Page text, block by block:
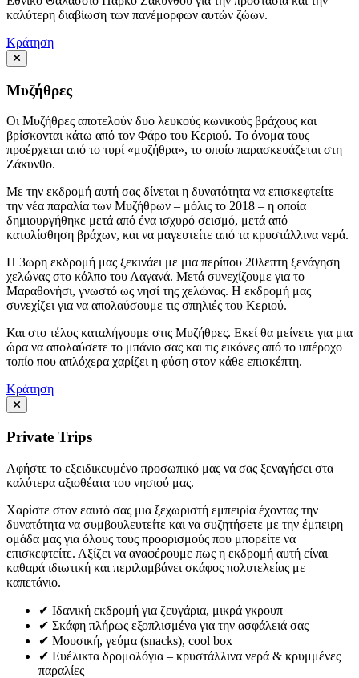
καλύτερη διαβίωση των πανέμορφων αυτών ζώων.
Κράτηση
Μυζήθρες
Οι Μυζήθρες αποτελούν δυο λευκούς κωνικούς βράχους και
βρίσκονται κάτω από τον Φάρο του Κεριού. Το όνομα τους
προέρχεται από το τυρί «μυζήθρα», το οποίο παρασκευάζεται στη
Ζάκυνθο.
Με την εκδρομή αυτή σας δίνεται η δυνατότητα να επισκεφτείτε
την νέα παραλία των Μυζήθρων – μόλις το 2018 – η οποία
δημιουργήθηκε μετά από ένα ισχυρό σεισμό, μετά από
κατολίσθηση βράχων, και να μαγευτείτε από τα κρυστάλλινα νερά.
Η 3ωρη εκδρομή μας ξεκινάει με μια περίπου 20λεπτη ξενάγηση
χελώνας στο κόλπο του Λαγανά. Μετά συνεχίζουμε για το
Μαραθονήσι, γνωστό ως νησί της χελώνας. Η εκδρομή μας
συνεχίζει για να απολαύσουμε τις σπηλιές του Κεριού.
Και στο τέλος καταλήγουμε στις Μυζήθρες. Εκεί θα μείνετε για μια
ώρα να απολαύσετε το μπάνιο σας και τις εικόνες από το υπέροχο
τοπίο που απλόχερα χαρίζει η φύση στον κάθε επισκέπτη.
Κράτηση
Private Trips
Αφήστε το εξειδικευμένο προσωπικό μας να σας ξεναγήσει στα
καλύτερα αξιοθέατα του νησιού μας.
Χαρίστε στον εαυτό σας μια ξεχωριστή εμπειρία έχοντας την
δυνατότητα να συμβουλευτείτε και να συζητήσετε με την έμπειρη
ομάδα μας για όλους τους προορισμούς που μπορείτε να
επισκεφτείτε. Αξίζει να αναφέρουμε πως η εκδρομή αυτή είναι
καθαρά ιδιωτική και περιλαμβάνει σκάφος πολυτελείας με
καπετάνιο.
✔ Ιδανική εκδρομή για ζευγάρια, μικρά γκρουπ
✔ Σκάφη πλήρως εξοπλισμένα για την ασφάλειά σας
✔ Μουσική, γεύμα (snacks), cool box
✔ Ευέλικτα δρομολόγια – κρυστάλλινα νερά & κρυμμένες
παραλίες